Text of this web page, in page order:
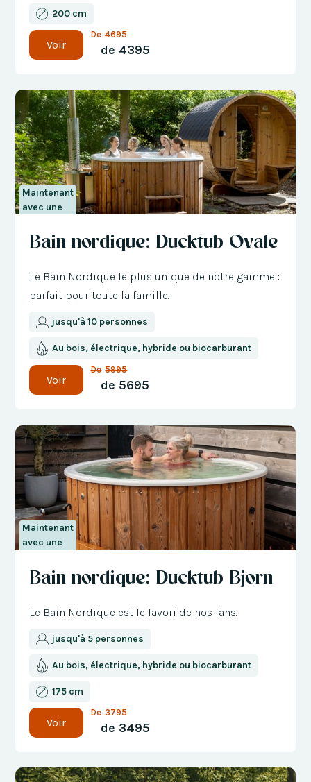
200 cm
Voir
De 4695
de 4395
Maintenant
avec une
de 300 €
Bain nordique: Ducktub Ovale
Le Bain Nordique le plus unique de notre gamme :
parfait pour toute la famille.
jusqu'à 10 personnes
Au bois, électrique, hybride ou biocarburant
Voir
De 5995
de 5695
Maintenant
avec une
de 300 €
Bain nordique: Ducktub Bjorn
Le Bain Nordique est le favori de nos fans.
jusqu'à 5 personnes
Au bois, électrique, hybride ou biocarburant
175 cm
Voir
De 3795
de 3495